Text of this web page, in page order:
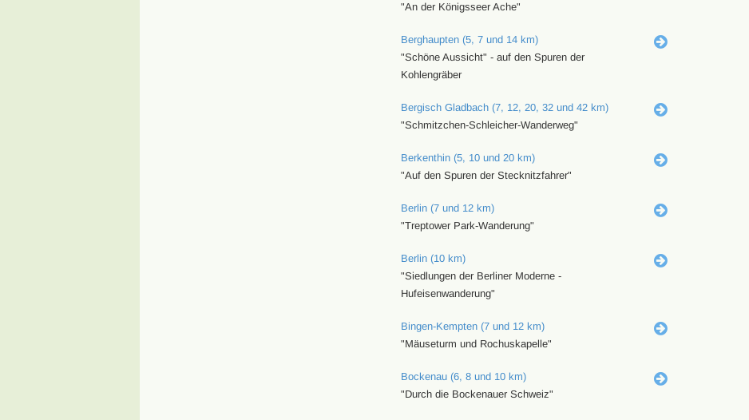
"An der Königsseer Ache"
Berghaupten (5, 7 und 14 km)
"Schöne Aussicht" - auf den Spuren der
Kohlengräber
Bergisch Gladbach (7, 12, 20, 32 und 42 km)
"Schmitzchen-Schleicher-Wanderweg"
Berkenthin (5, 10 und 20 km)
"Auf den Spuren der Stecknitzfahrer"
Berlin (7 und 12 km)
"Treptower Park-Wanderung"
Berlin (10 km)
"Siedlungen der Berliner Moderne -
Hufeisenwanderung"
Bingen-Kempten (7 und 12 km)
"Mäuseturm und Rochuskapelle"
Bockenau (6, 8 und 10 km)
"Durch die Bockenauer Schweiz"